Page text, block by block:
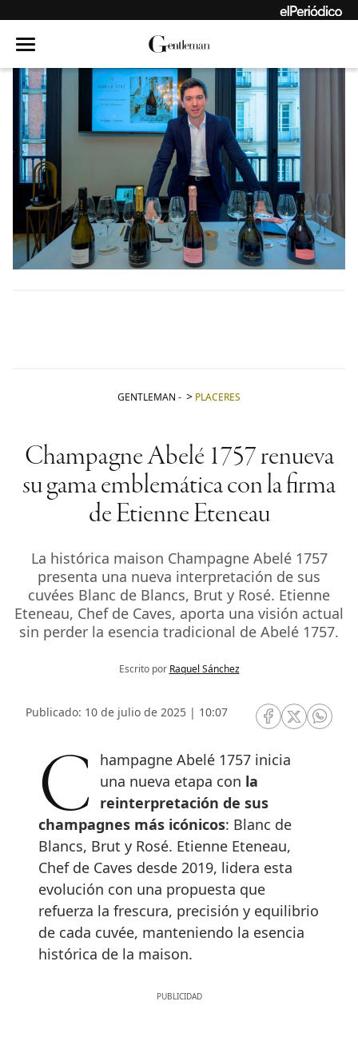
GENTLEMAN - PLACERES
Champagne Abelé 1757 renueva
su gama emblemática con la firma
de Etienne Eteneau
La histórica maison Champagne Abelé 1757
presenta una nueva interpretación de sus
cuvées Blanc de Blancs, Brut y Rosé. Etienne
Eteneau, Chef de Caves, aporta una visión actual
sin perder la esencia tradicional de Abelé 1757.
Escrito por Raquel Sánchez
Publicado: 10 de julio de 2025 | 10:07
RRSS Facebook
RRSSRRSS
Champagne Abelé 1757 inicia una nueva etapa con la
reinterpretación de sus
champagnes más icónicos: Blanc de
Blancs, Brut y Rosé. Etienne Eteneau,
Chef de Caves desde 2019, lidera esta
evolución con una propuesta que
refuerza la frescura, precisión y equilibrio
de cada cuvée, manteniendo la esencia
histórica de la maison.